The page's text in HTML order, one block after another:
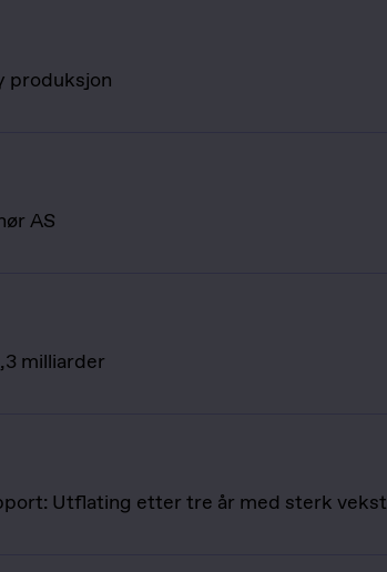
produksjon
AS
milliarder
Utflating etter tre år med sterk vekst